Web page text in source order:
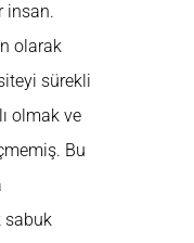
insan.
olarak
sürekli
olmak ve
Bu
sabuk